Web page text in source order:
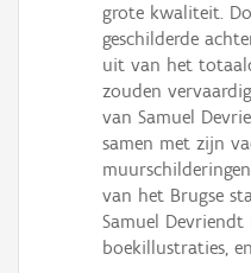
grote kwaliteit.
geschilderde
uit van het
zouden
van Samuel
samen met zijn
van het Brugse
Samuel
boekillustraties,